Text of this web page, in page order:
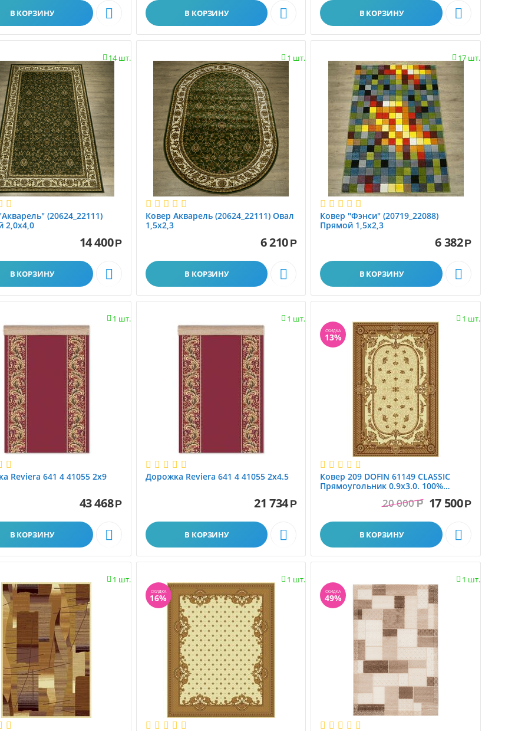
Шерстяные ковры
В КОРЗИНУ  В КОРЗИНУ  В КОРЗИНУ 
14 шт.

(20624_22111)
2,0х4,0
14 400Р
В КОРЗИНУ 
1 шт.

Ковер Акварель (20624_22111) Овал
1,5х2,3
6 210 Р
В КОРЗИНУ 
17 шт.

Ковер "Фэнси" (20719_22088)
Прямой 1,5х2,3
6 382Р
В КОРЗИНУ 
1 шт.

Reviera 641 4 41055 2x9
43 468Р
В КОРЗИНУ 
1 шт.

Дорожка Reviera 641 4 41055 2x4.5
21 734 Р
В КОРЗИНУ 
1 шт.

СКИДКА
13%
Ковер 209 DOFIN 61149 CLASSIC
Прямоугольник 0.9x3.0. 100%
20 000 Р 17 500Р
В КОРЗИНУ 
1 шт.
 1 шт.

СКИДКА
16%
1 шт.

СКИДКА
49%